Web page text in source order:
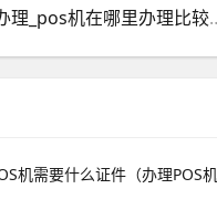
下一篇：pos机要